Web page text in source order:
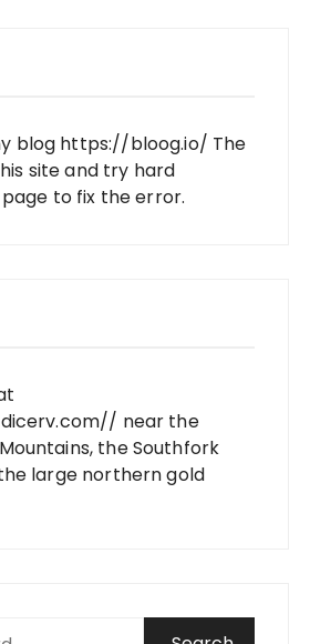
blog https://bloog.io/ The
site and try hard
to fix the error.
near the
the Southfork
large northern gold